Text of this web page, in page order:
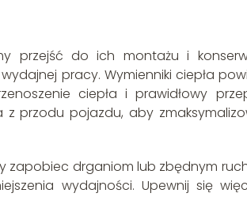
przejść do ich montażu i
pracy. Wymienniki ciepła
ciepła i prawidłowy
z przodu pojazdu, aby
zapobiec drganiom lub zbędnym
wydajności. Upewnij się